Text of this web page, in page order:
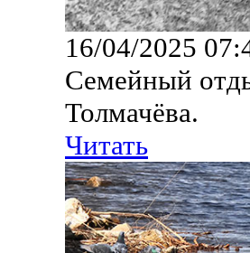
16/04/2025
Семейный
Толмачёва.
Читать